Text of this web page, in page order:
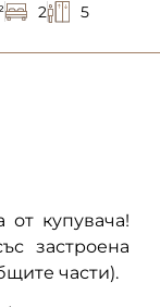
2
5
от купувача!
застроена
части).